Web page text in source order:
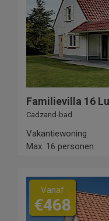
Familievilla 16
Cadzand-bad
Vakantiewoning
Max. 16 personen
Vanaf
€468